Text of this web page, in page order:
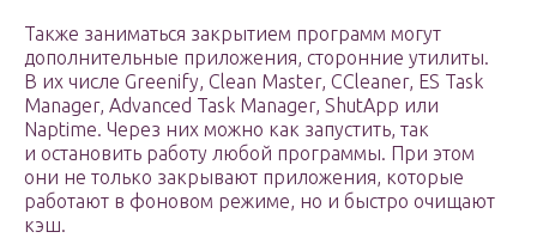
Также заниматься закрытием программ могут
дополнительные приложения, сторонние утилиты.
В их числе Greenify, Clean Master, CCleaner, ES Task
Manager, Advanced Task Manager, ShutApp или
Naptime. Через них можно как запустить, так
и остановить работу любой программы. При этом
они не только закрывают приложения, которые
работают в фоновом режиме, но и быстро очищают
кэш.